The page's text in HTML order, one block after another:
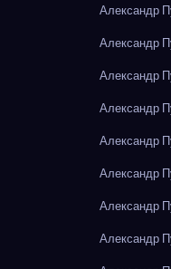
Александр
Александр
Александр
Александр
Александр
Александр
Александр
Александр